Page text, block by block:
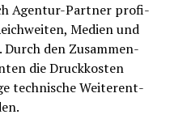
Agen­tur-Part­ner pro­fi­
Medi­en und
Durch den Zusam­men­
die Druck­kos­ten
tech­ni­sche Wei­ter­ent­